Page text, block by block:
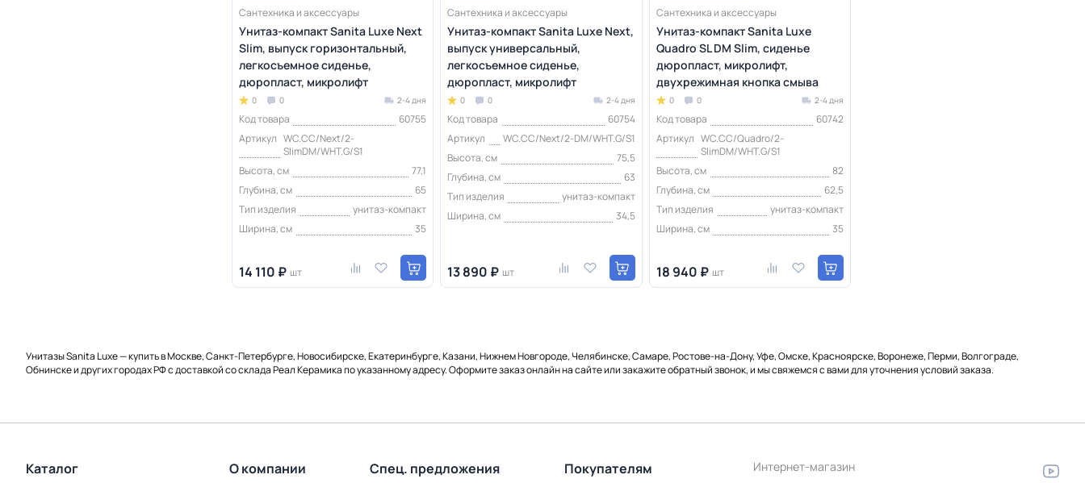
Сантехника и аксессуары
Унитаз-компакт Sanita Luxe Next
Slim, выпуск горизонтальный,
легкосъемное сиденье,
дюропласт, микролифт
0 0 2-4 дня
Код товара
60755
Артикул WC.CC/Next/2-
SlimDM/WHT.G/S1
Высота, см
77,1
Глубина, см
65
Тип изделия
унитаз-компакт
Ширина, см
35
14 110 ₽ шт
Сантехника и аксессуары
Унитаз-компакт Sanita Luxe Next,
выпуск универсальный,
легкосъемное сиденье,
дюропласт, микролифт
0 0 2-4 дня
Код товара
60754
Артикул
WC.CC/Next/2-DM/WHT.G/S1
Высота, см
75,5
Глубина, см
63
Тип изделия
унитаз-компакт
Ширина, см
34,5
13 890 ₽ шт
Сантехника и аксессуары
Унитаз-компакт Sanita Luxe
Quadro SL DM Slim, сиденье
дюропласт, микролифт,
двухрежимная кнопка смыва
0 0 2-4 дня
Код товара
60742
Артикул WC.CC/Quadro/2-
SlimDM/WHT.G/S1
Высота, см
82
Глубина, см
62,5
Тип изделия
унитаз-компакт
Ширина, см
35
18 940 ₽ шт
Унитазы Sanita Luxe — купить в Москве, Санкт-Петербурге, Новосибирске, Екатеринбурге, Казани, Нижнем Новгороде, Челябинске, Самаре, Ростове-на-Дону, Уфе, Омске, Красноярске, Воронеже, Перми, Волгограде,
Обнинске и других городах РФ с доставкой со склада Реал Керамика по указанному адресу. Оформите заказ онлайн на сайте или закажите обратный звонок, и мы свяжемся с вами для уточнения условий заказа.
Каталог О компании Спец. предложения Покупателям Интернет-магазин